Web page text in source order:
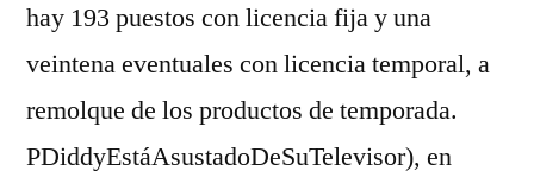
hay 193 puestos con licencia fija y una
veintena eventuales con licencia temporal, a
remolque de los productos de temporada.
PDiddyEstáAsustadoDeSuTelevisor), en